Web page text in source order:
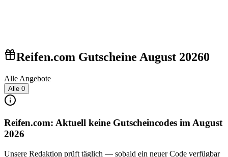
Reifen.com Gutscheine August 20260
Alle Angebote
Alle 0
Reifen.com: Aktuell keine Gutscheincodes im August
2026
Unsere Redaktion prüft täglich — sobald ein neuer Code verfügbar